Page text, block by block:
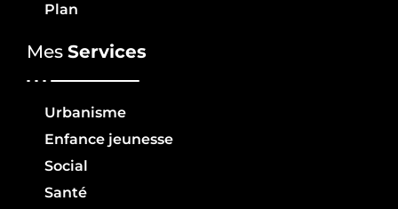
Plan
Mes Services
Urbanisme
Enfance jeunesse
Social
Santé